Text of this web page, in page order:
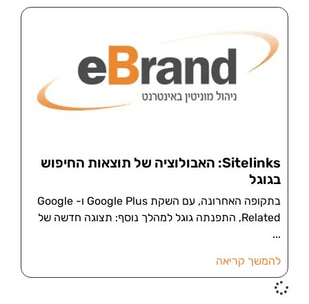
Sitelinks: האבולוציה של תוצאות החיפוש
בגוגל
בתקופה האחרונה, עם השקת Google Plus ו- Google
Related, התפנתה גוגל למהלך נוסף: תצוגה חדשה של
להמשך קריאה